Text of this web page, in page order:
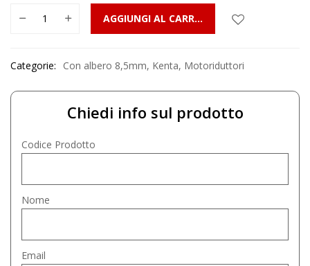
AGGIUNGI AL CARRELLO
Categorie: Con albero 8,5mm, Kenta, Motoriduttori
Chiedi info sul prodotto
Codice Prodotto
Nome
Email